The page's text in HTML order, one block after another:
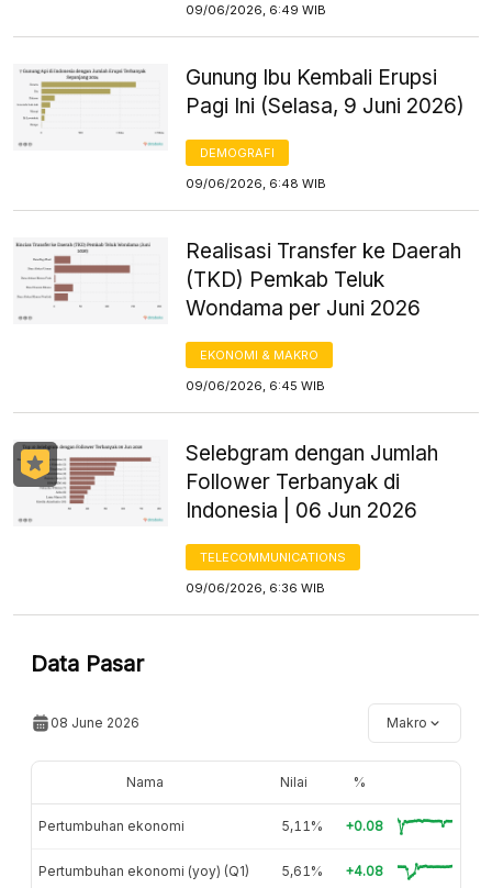
09/06/2026, 6:49 WIB
Gunung Ibu Kembali Erupsi
Pagi Ini (Selasa, 9 Juni 2026)
DEMOGRAFI
09/06/2026, 6:48 WIB
Realisasi Transfer ke Daerah
(TKD) Pemkab Teluk
Wondama per Juni 2026
EKONOMI & MAKRO
09/06/2026, 6:45 WIB
Selebgram dengan Jumlah
Follower Terbanyak di
Indonesia | 06 Jun 2026
TELECOMMUNICATIONS
09/06/2026, 6:36 WIB
Data Pasar
08 June 2026 Makro
Nama Nilai %
Pertumbuhan ekonomi 5,11% +0.08
Pertumbuhan ekonomi (yoy) (Q1) 5,61% +4.08